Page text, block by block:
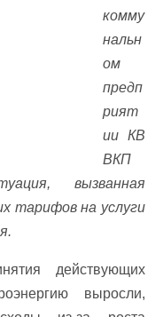
комму
нальн
ом
предп
рият
ии КВ
ВКП
вызванная
тарифов на услуги
действующих
выросли,